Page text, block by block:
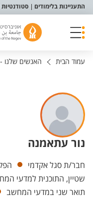
תפריט נגישות
התעניינות בלימודים סטודנטיות
עמוד הבית האנשים שלנו
נור עתאמנה
יחידות
חבר/ת סגל אקדמי
שטיין, התוכנית למדעי
תואר שני במדעי המחשב